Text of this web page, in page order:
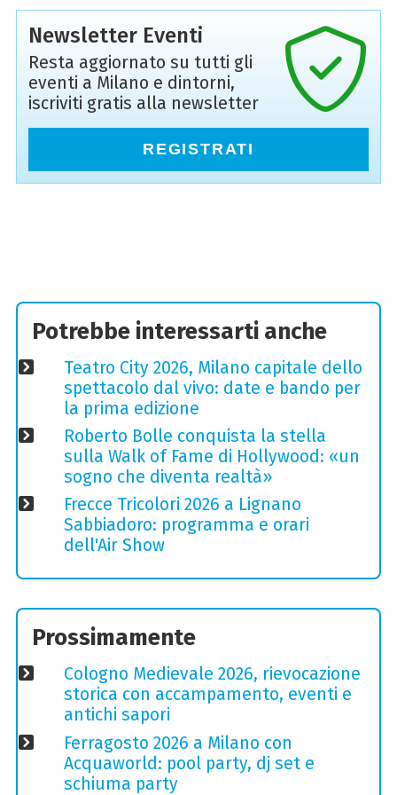
Newsletter Eventi
Resta aggiornato su tutti gli
eventi a Milano e dintorni,
iscriviti gratis alla newsletter
REGISTRATI
Potrebbe interessarti anche
Teatro City 2026, Milano capitale dello
spettacolo dal vivo: date e bando per
la prima edizione
Roberto Bolle conquista la stella
sulla Walk of Fame di Hollywood: «un
sogno che diventa realtà»
Frecce Tricolori 2026 a Lignano
Sabbiadoro: programma e orari
dell'Air Show
Prossimamente
Cologno Medievale 2026, rievocazione
storica con accampamento, eventi e
antichi sapori
Ferragosto 2026 a Milano con
Acquaworld: pool party, dj set e
schiuma party